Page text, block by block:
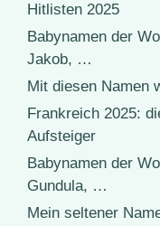
Hitlisten 2025
Babynamen der
Jakob, …
Mit diesen Namen
Frankreich 2025:
Aufsteiger
Babynamen der
Gundula, …
Mein seltener